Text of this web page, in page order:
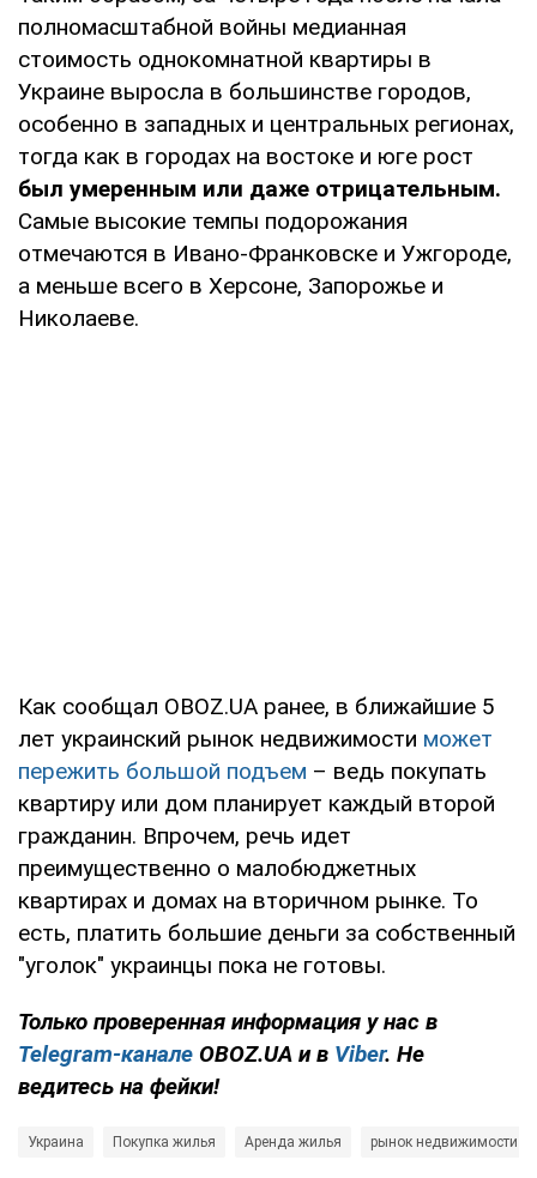
полномасштабной войны медианная
стоимость однокомнатной квартиры в
Украине выросла в большинстве городов,
особенно в западных и центральных регионах,
тогда как в городах на востоке и юге рост
был умеренным или даже отрицательным.
Самые высокие темпы подорожания
отмечаются в Ивано-Франковске и Ужгороде,
а меньше всего в Херсоне, Запорожье и
Николаеве.
Как сообщал OBOZ.UA ранее, в ближайшие 5
лет украинский рынок недвижимости может
пережить большой подъем – ведь покупать
квартиру или дом планирует каждый второй
гражданин. Впрочем, речь идет
преимущественно о малобюджетных
квартирах и домах на вторичном рынке. То
есть, платить большие деньги за собственный
"уголок" украинцы пока не готовы.
Только проверенная информация у нас в
Telegram-канале OBOZ.UA и в Viber. Не
ведитесь на фейки!
Украина Покупка жилья Аренда жилья рынок недвижимости